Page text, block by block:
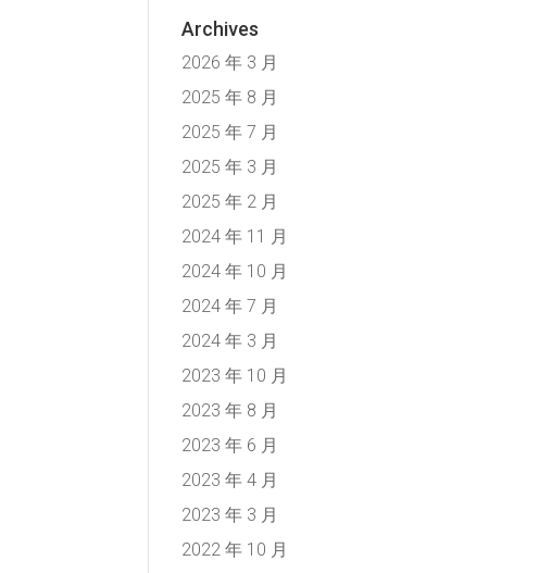
Archives
2026 年 3 月
2025 年 8 月
2025 年 7 月
2025 年 3 月
2025 年 2 月
2024 年 11 月
2024 年 10 月
2024 年 7 月
2024 年 3 月
2023 年 10 月
2023 年 8 月
2023 年 6 月
2023 年 4 月
2023 年 3 月
2022 年 10 月